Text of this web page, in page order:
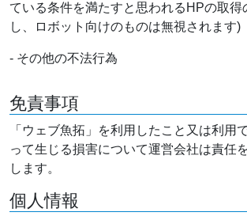
ている条件を満たすと思われるHPの取得
し、ロボット向けのものは無視されます)
- その他の不法行為
免責事項
「ウェブ魚拓」を利用したこと又は利用
って生じる損害について運営会社は責任
します。
個人情報